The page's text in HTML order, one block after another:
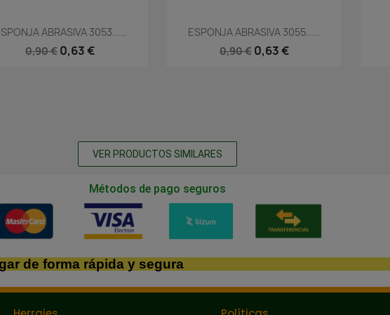
Vista rápida
ABRASIVA 3053.....
0,90 € 0,63 €
Vista rápida
ESPONJA ABRASIVA 3055.....
0,90 € 0,63 €
VER PRODUCTOS SIMILARES
Métodos de pago seguros
de forma rápida y segura